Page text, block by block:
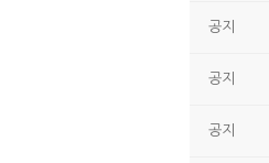
공지
공지
공지